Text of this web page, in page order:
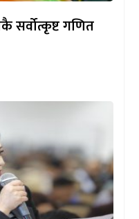
सर्वोत्कृष्ट गणित